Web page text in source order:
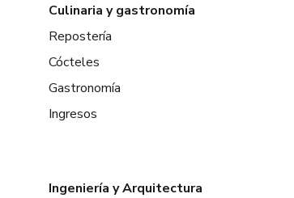
Culinaria y gastronomía
Repostería
Cócteles
Gastronomía
Ingresos
Ingeniería y Arquitectura